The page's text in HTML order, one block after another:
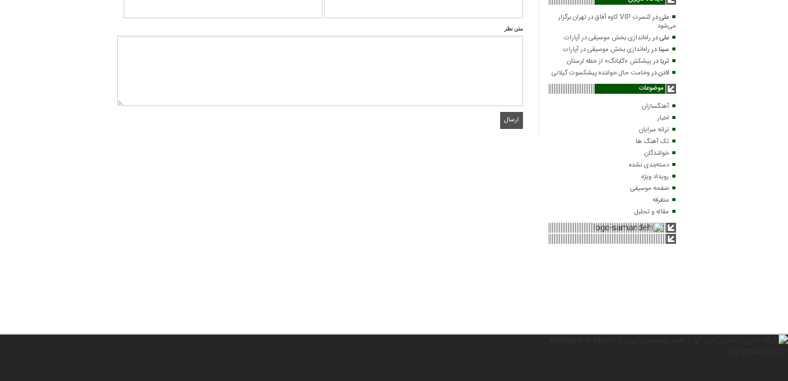
علیدر
کنسرت VIP کاوه آفاق در تهران برگزار
می‌شود
علیدرراه‌اندازی بخش موسیقی در آپارات
سینا درراه‌اندازی بخش موسیقی در آپارات
ثریا درپیشکش «گلبانگ» از خطه لرستان
لادندروخامت حال خواننده پیشکسوت گیلانی
موضوعات
آهنگسازان
اخبار
ترانه سرایان
تک آهنگ ها
خوانندگان
دسته‌بندی نشده
رویداد ویژه
صفحه موسیقی
متفرقه
مقاله و تحلیل
متن نظر